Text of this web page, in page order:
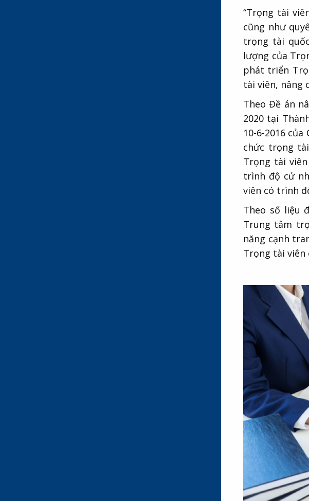
“Trọng tài
cũng như
trọng tài
lượng của
phát triển
tài viên, nâng
Theo Đề án
2020 tại
10-6-2016
chức trọng
Trọng tài
trình độ cử
viên có trình
Theo số liệu
Trung tâm
năng cạnh
Trọng tài viên